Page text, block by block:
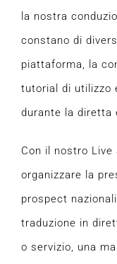
la nostra
constano di
piattaforma, la
tutorial di utilizzo
durante la diretta
Con il nostro
organizzare la
prospect
traduzione in
o servizio, una